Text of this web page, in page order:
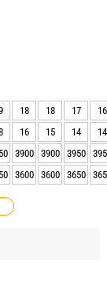
18 18 17
16
16 15 14
14
3900 3900 3950
3600 3600 3650